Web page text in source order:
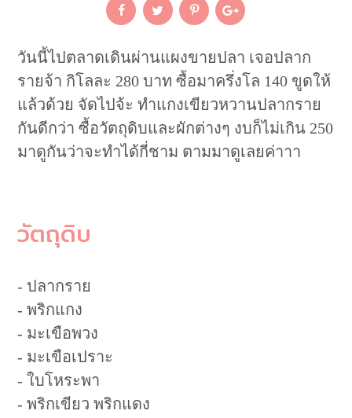
วันนี้ไปตลาดเดินผ่านแผงขายปลา เจอปลาก
รายจ้า กิโลละ 280 บาท ซื้อมาครึ่งโล 140 ขูดให้
แล้วด้วย จัดไปจ้ะ ทำแกงเขียวหวานปลากราย
กันดีกว่า ซื้อวัตถุดิบและผักต่างๆ งบก็ไม่เกิน 250
มาดูกันว่าจะทำได้กี่ชาม ตามมาดูเลยค่าาา
วัตถุดิบ
- ปลากราย
- พริกแกง
- มะเขือพวง
- มะเขือเปราะ
- ใบโหระพา
- พริกเขียว พริกแดง